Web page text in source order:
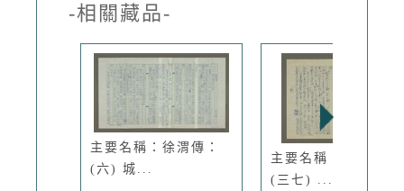
-相關藏品-
主要名稱：徐渭傳：
(六) 城...
主要名稱：徐渭傳：
(三七) ...